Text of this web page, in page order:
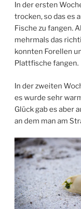
In der ersten
trocken, so das es
Fische zu fangen.
mehrmals das
konnten Forellen
Plattfische fangen.
In der zweiten
es wurde sehr
Glück gab es aber
an dem man am